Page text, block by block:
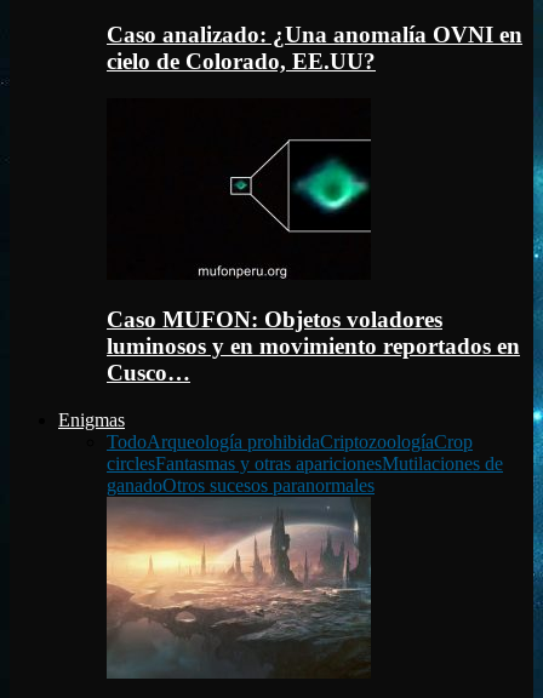
Caso analizado: ¿Una anomalía OVNI en
cielo de Colorado, EE.UU?
Caso MUFON: Objetos voladores
luminosos y en movimiento reportados en
Cusco…
Enigmas
TodoArqueología prohibidaCriptozoologíaCrop
circlesFantasmas y otras aparicionesMutilaciones de
ganadoOtros sucesos paranormales